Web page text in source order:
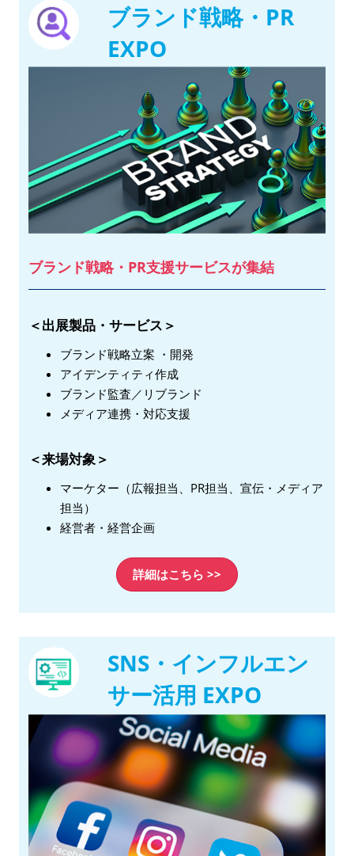
ブランド戦略・PR
EXPO
ブランド戦略・PR支援サービスが集結
＜出展製品・サービス＞
ブランド戦略立案 ・開発
アイデンティティ作成
ブランド監査／リブランド
メディア連携・対応支援
＜来場対象＞
マーケター（広報担当、PR担当、宣伝・メディア
担当）
経営者・経営企画
詳細はこちら >>
SNS・インフルエン
サー活用 EXPO